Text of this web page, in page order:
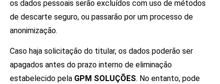
os dados pessoais serão excluídos com uso de métodos
de descarte seguro, ou passarão por um processo de
anonimização.
Caso haja solicitação do titular, os dados poderão ser
apagados antes do prazo interno de eliminação
estabelecido pela GPM SOLUÇÕES. No entanto, pode